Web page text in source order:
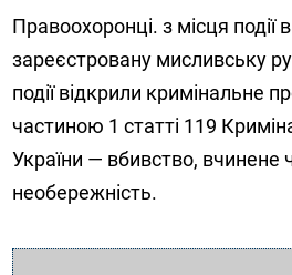
Правоохоронці. з місця події
зареєстровану мисливську
події відкрили кримінальне
частиною 1 статті 119
України — вбивство, вчинене
необережність.